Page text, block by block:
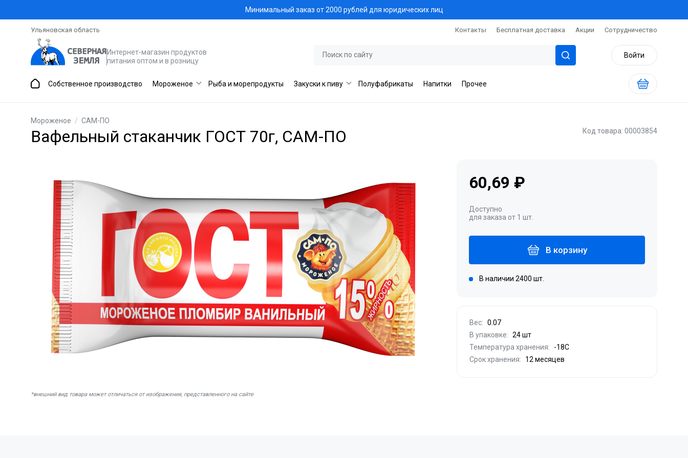
Минимальный заказ от 2000 рублей для юридических лиц
Ульяновская область Контакты Бесплатная доставка Акции Сотрудничество
Интернет-магазин продуктов
питания оптом и в розницу
Войти
Собственное производство Мороженое Рыба и морепродукты Закуски к пиву Полуфабрикаты Напитки Прочее
Мороженое / САМ-ПО
Вафельный стаканчик ГОСТ 70г, САМ-ПО Код товара: 00003854
*внешний вид товара может отличаться от изображения, представленного на сайте
60,69 ₽
Доступно
для заказа от 1 шт.
В корзину
В наличии 2400 шт.
Вес: 0.07
В упаковке: 24 шт
Температура хранения:
-18С
Срок хранения:
12 месяцев